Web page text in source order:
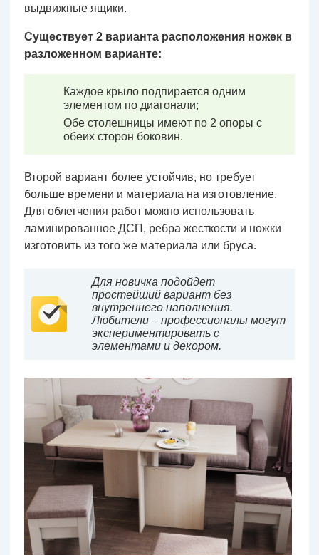
выдвижные ящики.
Существует 2 варианта расположения ножек в
разложенном варианте:
Каждое крыло подпирается одним
элементом по диагонали;
Обе столешницы имеют по 2 опоры с
обеих сторон боковин.
Второй вариант более устойчив, но требует
больше времени и материала на изготовление.
Для облегчения работ можно использовать
ламинированное ДСП, ребра жесткости и ножки
изготовить из того же материала или бруса.
Для новичка подойдет
простейший вариант без
внутреннего наполнения.
Любители – профессионалы могут
экспериментировать с
элементами и декором.